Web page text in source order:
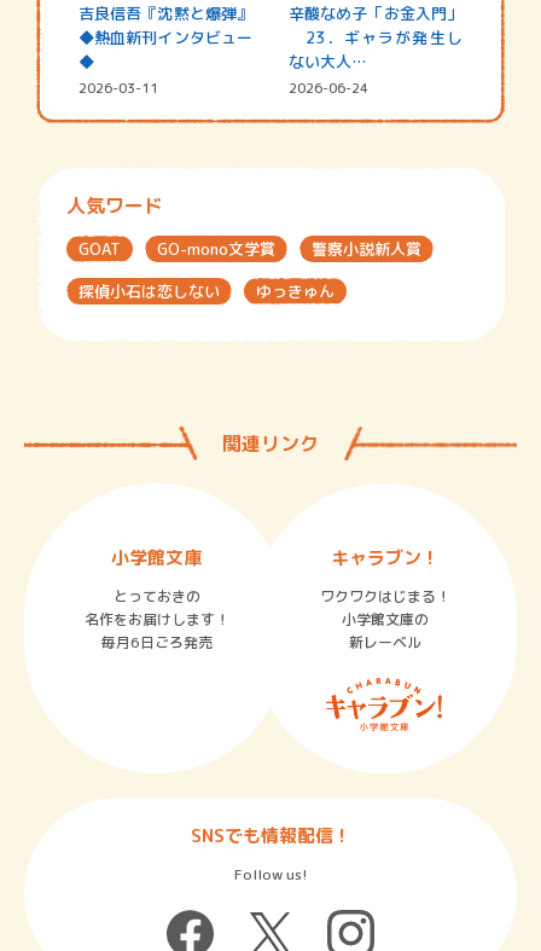
吉良信吾『沈黙と爆弾』
◆熱血新刊インタビュー
◆
2026-03-11
辛酸なめ子「お金入門」
23．ギャラが発生し
ない大人…
2026-06-24
人気ワード
GOAT GO-mono文学賞
警察小説新人賞
探偵小石は恋しない
ゆっきゅん
関連リンク
小学館文庫
とっておきの
名作をお届けします！
毎月6日ごろ発売
キャラブン！
ワクワクはじまる！
小学館文庫の
新レーベル
SNSでも情報配信！
Follow us!